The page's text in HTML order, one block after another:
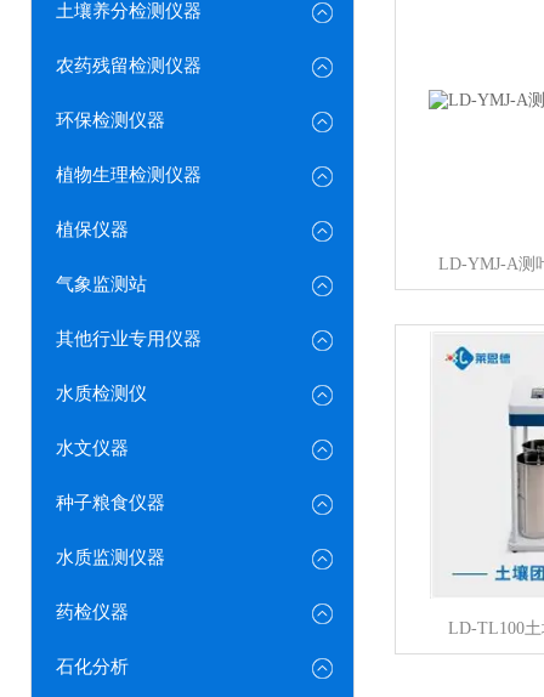
土壤养分检测仪器
农药残留检测仪器
环保检测仪器
植物生理检测仪器
植保仪器
气象监测站
其他行业专用仪器
水质检测仪
水文仪器
种子粮食仪器
水质监测仪器
药检仪器
石化分析
LD-YMJ-A测
LD-TL100